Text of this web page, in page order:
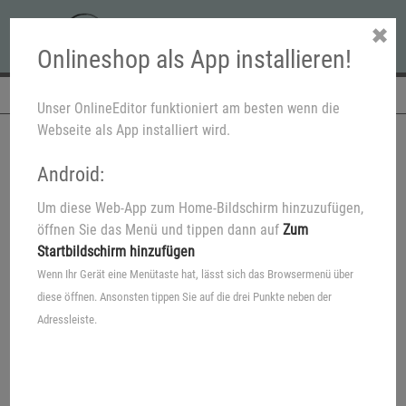
✖
Onlineshop als App installieren!
Unser OnlineEditor funktioniert am besten wenn die
Webseite als App installiert wird.
Android:
Um diese Web-App zum Home-Bildschirm hinzuzufügen,
öffnen Sie das Menü und tippen dann aufZum
Startbildschirm hinzufügen
Wenn Ihr Gerät eine Menütaste hat, lässt sich das Browsermenü über
diese öffnen. Ansonsten tippen Sie auf die drei Punkte neben der
Adressleiste.